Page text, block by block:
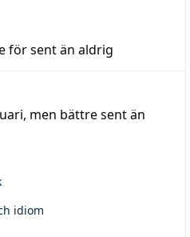
för sent än aldrig
men bättre sent än
idiom